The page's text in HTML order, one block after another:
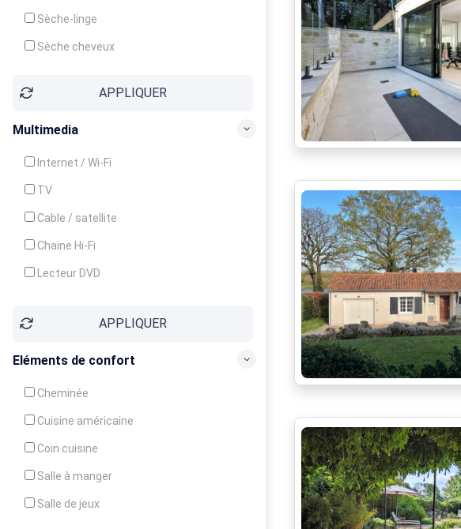
Sèche-linge
Sèche cheveux
APPLIQUER
Multimedia
Internet / Wi-Fi
TV
Cable / satellite
Chaine Hi-Fi
Lecteur DVD
APPLIQUER
Eléments de confort
Cheminée
Cuisine américaine
Coin cuisine
Salle à manger
Salle de jeux